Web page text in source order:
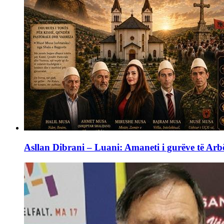
Asllan Dibrani – Luani: Amaneti i gurëve të